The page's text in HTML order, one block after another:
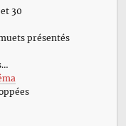
30
présentés